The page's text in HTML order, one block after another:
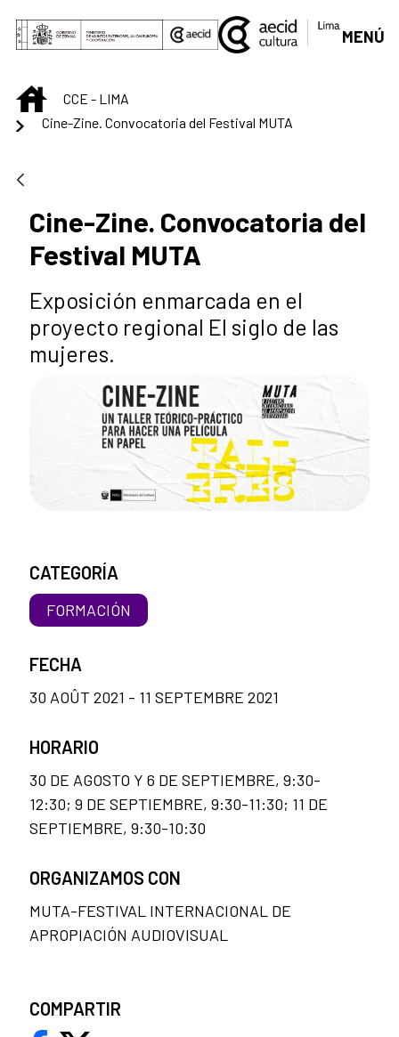
Saut au contenu principal
MENÚ
INICIOCCE - LIMA
Cine-Zine. Convocatoria del Festival MUTA
Cine-Zine. Convocatoria del
Festival MUTA
Exposición enmarcada en el
proyecto regional El siglo de las
mujeres.
CATEGORÍA
FORMACIÓN
FECHA
30 AOÛT 2021 - 11 SEPTEMBRE 2021
HORARIO
30 DE AGOSTO Y 6 DE SEPTIEMBRE, 9:30-
12:30; 9 DE SEPTIEMBRE, 9:30-11:30; 11 DE
SEPTIEMBRE, 9:30-10:30
ORGANIZAMOS CON
MUTA-FESTIVAL INTERNACIONAL DE
APROPIACIÓN AUDIOVISUAL
COMPARTIR